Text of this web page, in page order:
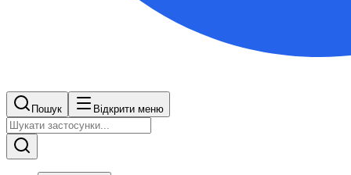
Пошук Відкрити меню